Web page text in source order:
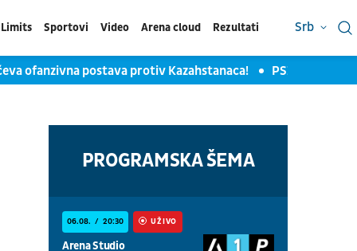
Limits Sportovi Video Arena cloud Rezultati Srb
ofanzivna postava protiv Kazahstanaca! PSŽ završio
PROGRAMSKA ŠEMA
06.08. 20:30 UŽIVO
Arena Studio